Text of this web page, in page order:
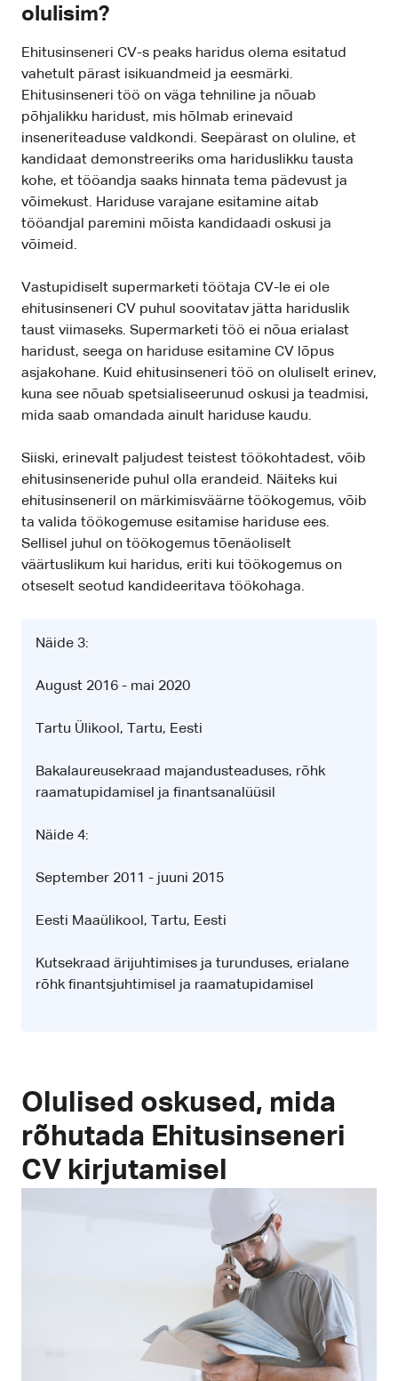
olulisim?
Ehitusinseneri CV-s peaks haridus olema esitatud
vahetult pärast isikuandmeid ja eesmärki.
Ehitusinseneri töö on väga tehniline ja nõuab
põhjalikku haridust, mis hõlmab erinevaid
inseneriteaduse valdkondi. Seepärast on oluline, et
kandidaat demonstreeriks oma hariduslikku tausta
kohe, et tööandja saaks hinnata tema pädevust ja
võimekust. Hariduse varajane esitamine aitab
tööandjal paremini mõista kandidaadi oskusi ja
võimeid.
Vastupidiselt supermarketi töötaja CV-le ei ole
ehitusinseneri CV puhul soovitatav jätta hariduslik
taust viimaseks. Supermarketi töö ei nõua erialast
haridust, seega on hariduse esitamine CV lõpus
asjakohane. Kuid ehitusinseneri töö on oluliselt erinev,
kuna see nõuab spetsialiseerunud oskusi ja teadmisi,
mida saab omandada ainult hariduse kaudu.
Siiski, erinevalt paljudest teistest töökohtadest, võib
ehitusinseneride puhul olla erandeid. Näiteks kui
ehitusinseneril on märkimisväärne töökogemus, võib
ta valida töökogemuse esitamise hariduse ees.
Sellisel juhul on töökogemus tõenäoliselt
väärtuslikum kui haridus, eriti kui töökogemus on
otseselt seotud kandideeritava töökohaga.
Näide 3:
August 2016 - mai 2020
Tartu Ülikool, Tartu, Eesti
Bakalaureusekraad majandusteaduses, rõhk
raamatupidamisel ja finantsanalüüsil
Näide 4:
September 2011 - juuni 2015
Eesti Maaülikool, Tartu, Eesti
Kutsekraad ärijuhtimises ja turunduses, erialane
rõhk finantsjuhtimisel ja raamatupidamisel
Olulised oskused, mida
rõhutada Ehitusinseneri
CV kirjutamisel